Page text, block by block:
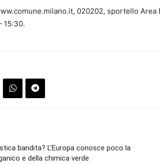
020202, sportello
15:30.
bandita? L’Europa conosce poco la
e della chimica verde